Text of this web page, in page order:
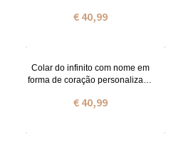
€ 40,99
Colar do infinito com nome em
forma de coração personalizado
€ 40,99